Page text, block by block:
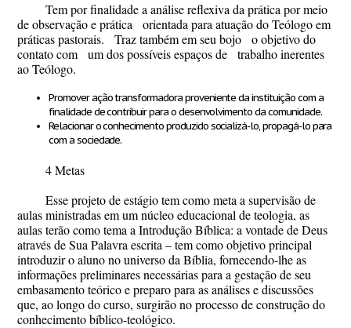
Tem por finalidade a análise reflexiva da prática por meio
de observação e prática orientada para atuação do Teólogo em
práticas pastorais. Traz também em seu bojo o objetivo do
contato com um dos possíveis espaços de trabalho inerentes
ao Teólogo.
Promover ação transformadora proveniente da instituição com a
finalidade de contribuir para o desenvolvimento da comunidade.
Relacionar o conhecimento produzido socializá-lo, propagá-lo para
com a sociedade.
4 Metas
Esse projeto de estágio tem como meta a supervisão de
aulas ministradas em um núcleo educacional de teologia, as
aulas terão como tema a Introdução Bíblica: a vontade de Deus
através de Sua Palavra escrita – tem como objetivo principal
introduzir o aluno no universo da Bíblia, fornecendo-lhe as
informações preliminares necessárias para a gestação de seu
embasamento teórico e preparo para as análises e discussões
que, ao longo do curso, surgirão no processo de construção do
conhecimento bíblico-teológico.